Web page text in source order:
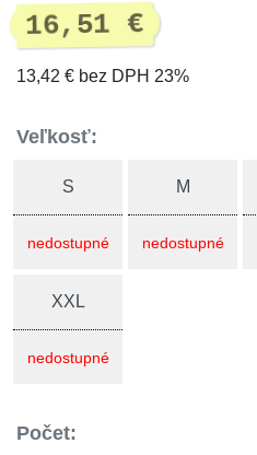
16,51 €
13,42 € bez DPH 23%
Veľkosť:
S
nedostupné
M
nedostupné
XXL
nedostupné
Počet: